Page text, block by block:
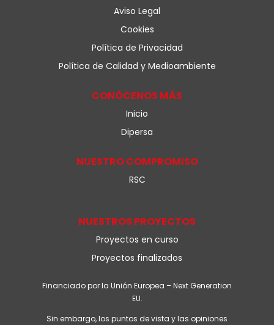
Aviso Legal
Cookies
Política de Privacidad
Política de Calidad y Medioambiente
CONÓCENOS MÁS
Inicio
Dipersa
NUESTRO COMPROMISO
RSC
NUESTROS PROYECTOS
Proyectos en curso
Proyectos finalizados
Financiado por la Unión Europea – Next Generation
EU.
Sin embargo, los puntos de vista y las opiniones